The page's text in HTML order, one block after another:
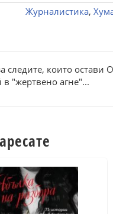
Журналистика,
следите, които
"жертвено агне"...